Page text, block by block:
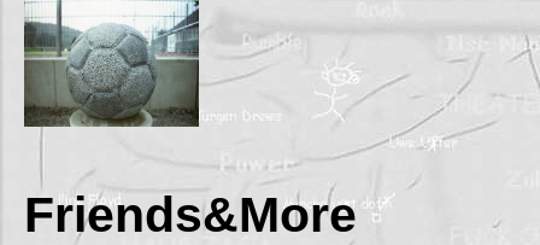
Friends&More